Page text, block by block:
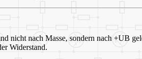
nicht nach Masse, sondern nach +UB
Widerstand.